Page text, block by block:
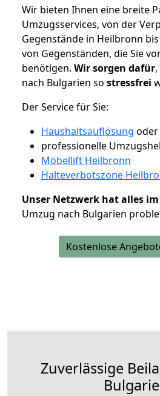
Wir bieten Ihnen eine breite
Umzugsservices, von der
Gegenstände in Heilbronn
von Gegenständen, die Sie
benötigen. Wir sorgen dafür
nach Bulgarien so stressfrei
Der Service für Sie:
Haushaltsauflösung oder
professionelle
Möbellift Heilbronn
Halteverbotszone
Unser Netzwerk hat alles
Umzug nach Bulgarien
Kostenlose
Zuverlässige